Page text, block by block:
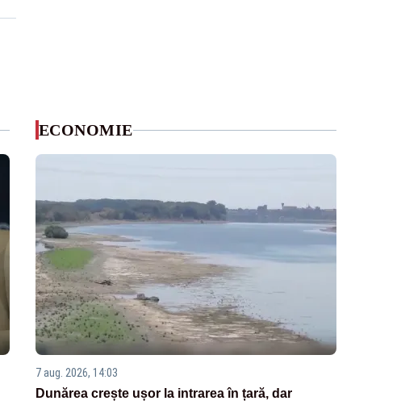
ECONOMIE
7 aug. 2026, 14:03
Dunărea crește ușor la intrarea în țară, dar